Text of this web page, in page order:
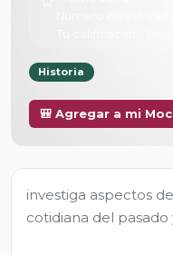
Número de
Historia
🎒 Agregar a mi
investiga aspectos
cotidiana del pasado